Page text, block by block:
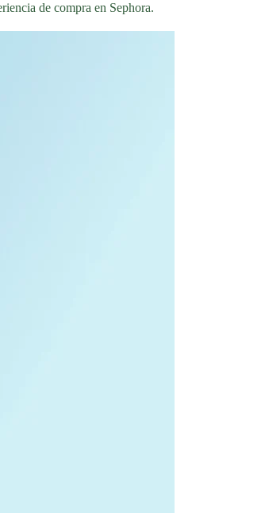
de compra en Sephora.